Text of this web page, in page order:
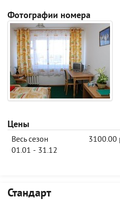
Фотографии номера
Цены
Весь сезон
01.01 - 31.12
3100.00
Стандарт